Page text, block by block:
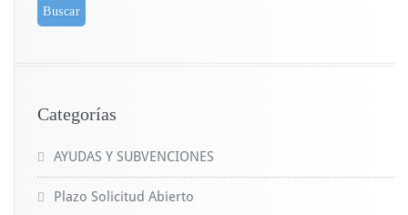
Categorías
AYUDAS Y SUBVENCIONES
Plazo Solicitud Abierto